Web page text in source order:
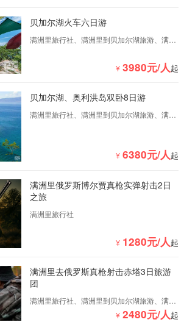
贝加尔湖火车六日游
满洲里旅行社、满洲里到贝加尔湖旅游、满洲
¥ 3980元/人起
贝加尔湖、奥利洪岛双卧8日游
满洲里旅行社、满洲里到贝加尔湖旅游、满洲
¥ 6380元/人起
满洲里俄罗斯博尔贾真枪实弹射击2日
之旅
满洲里旅行社
¥ 1280元/人起
满洲里去俄罗斯真枪射击赤塔3日旅游
团
满洲里旅行社、满洲里到贝加尔湖旅游、满洲
里到俄罗斯旅游、满洲里到俄罗斯自驾游
¥ 2480元/人起